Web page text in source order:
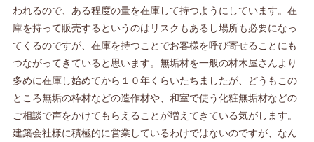
われるので、ある程度の量を在庫して持つようにしています。在
庫を持って販売するというのはリスクもあるし場所も必要になっ
てくるのですが、在庫を持つことでお客様を呼び寄せることにも
つながってきていると思います。無垢材を一般の材木屋さんより
多めに在庫し始めてから１０年くらいたちましたが、どうもこの
ところ無垢の枠材などの造作材や、和室で使う化粧無垢材などの
ご相談で声をかけてもらえることが増えてきている気がします。
建築会社様に積極的に営業しているわけではないのですが、なん